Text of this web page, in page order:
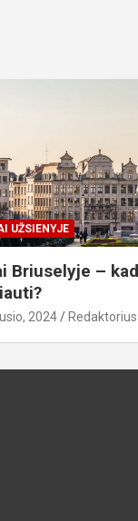
UŽSIENYJE
Briuselyje –
2024 Redaktorius